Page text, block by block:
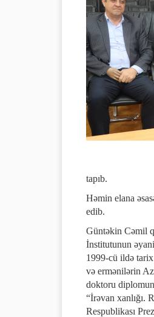
tapıb.
Həmin elana
edib.
Güntəkin Cəmil
İnstitutunun
1999-cü ildə tarix
və ermənilərin
doktoru
“İrəvan xanlığı.
Respublikası